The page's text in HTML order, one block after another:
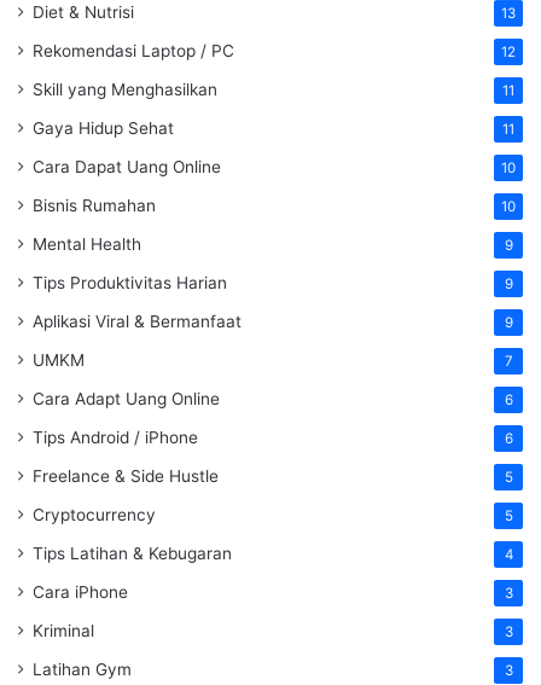
Diet & Nutrisi 13
Rekomendasi Laptop / PC 12
Skill yang Menghasilkan 11
Gaya Hidup Sehat 11
Cara Dapat Uang Online 10
Bisnis Rumahan 10
Mental Health 9
Tips Produktivitas Harian 9
Aplikasi Viral & Bermanfaat 9
UMKM 7
Cara Adapt Uang Online 6
Tips Android / iPhone 6
Freelance & Side Hustle 5
Cryptocurrency 5
Tips Latihan & Kebugaran 4
Cara iPhone 3
Kriminal 3
Latihan Gym 3